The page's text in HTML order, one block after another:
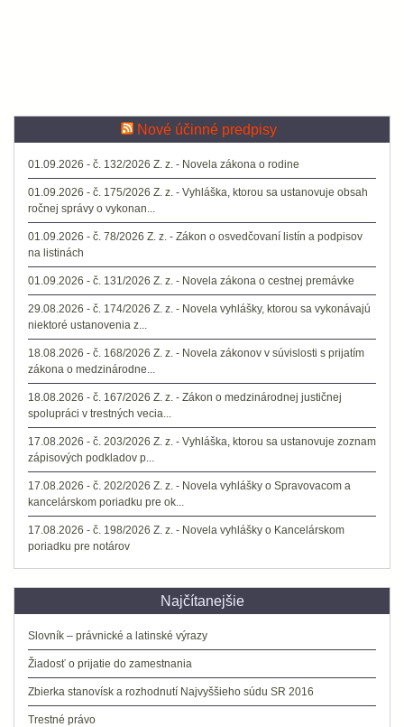
Nové účinné predpisy
01.09.2026 - č. 132/2026 Z. z. - Novela zákona o rodine
01.09.2026 - č. 175/2026 Z. z. - Vyhláška, ktorou sa ustanovuje obsah
ročnej správy o vykonan...
01.09.2026 - č. 78/2026 Z. z. - Zákon o osvedčovaní listín a podpisov
na listinách
01.09.2026 - č. 131/2026 Z. z. - Novela zákona o cestnej premávke
29.08.2026 - č. 174/2026 Z. z. - Novela vyhlášky, ktorou sa vykonávajú
niektoré ustanovenia z...
18.08.2026 - č. 168/2026 Z. z. - Novela zákonov v súvislosti s prijatím
zákona o medzinárodne...
18.08.2026 - č. 167/2026 Z. z. - Zákon o medzinárodnej justičnej
spolupráci v trestných vecia...
17.08.2026 - č. 203/2026 Z. z. - Vyhláška, ktorou sa ustanovuje zoznam
zápisových podkladov p...
17.08.2026 - č. 202/2026 Z. z. - Novela vyhlášky o Spravovacom a
kancelárskom poriadku pre ok...
17.08.2026 - č. 198/2026 Z. z. - Novela vyhlášky o Kancelárskom
poriadku pre notárov
Najčítanejšie
Slovník – právnické a latinské výrazy
Žiadosť o prijatie do zamestnania
Zbierka stanovísk a rozhodnutí Najvyššieho súdu SR 2016
Trestné právo